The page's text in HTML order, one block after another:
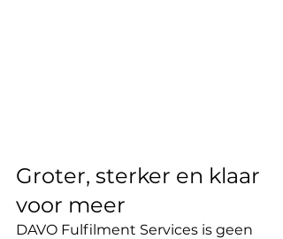
Groter, sterker en klaar
voor meer
DAVO Fulfilment Services is geen